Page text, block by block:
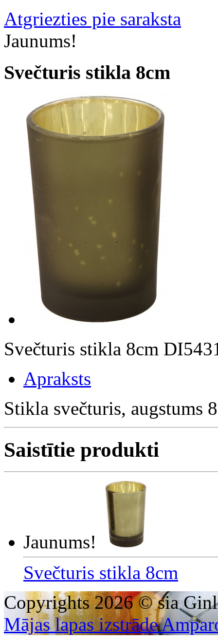
Atgriezties pie saraksta
Jaunums!
Svečturis stikla 8cm
Svečturis stikla 8cm
Apraksts
Stikla svečturis, augstums
Saistītie produkti
Jaunums!
Svečturis stikla 8cm
Copyrights 2026 © sia
Mājas lapas izstrāde